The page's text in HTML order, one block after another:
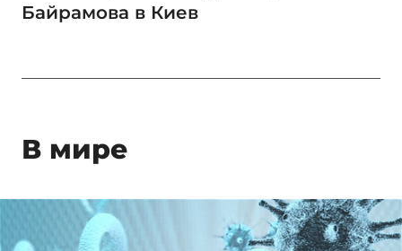
Байрамова в Киев
В мире